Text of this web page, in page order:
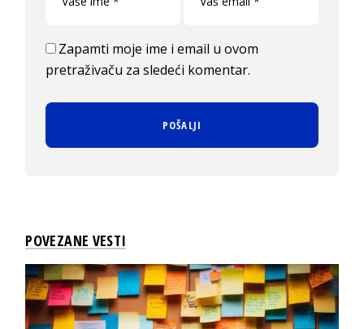
Zapamti moje ime i email u ovom
pretraživaču za sledeći komentar.
POVEZANE VESTI